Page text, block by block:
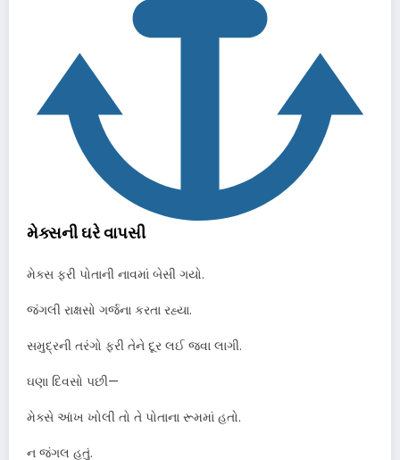
મેક્સની ઘરે વાપસી
મેક્સ ફરી પોતાની નાવમાં બેસી ગયો.
જંગલી રાક્ષસો ગર્જના કરતા રહ્યા.
સમુદ્રની તરંગો ફરી તેને દૂર લઈ જવા લાગી.
ઘણા દિવસો પછી—
મેક્સે આંખ ખોલી તો તે પોતાના રૂમમાં હતો.
ન જંગલ હતું.